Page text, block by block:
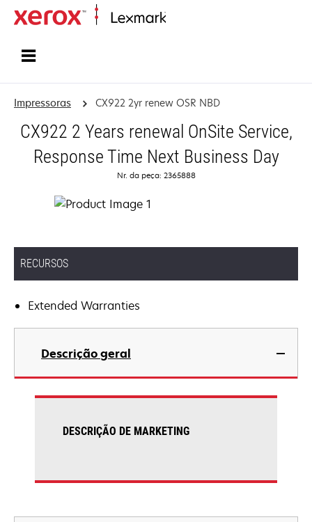
Impressoras CX922 2yr renew OSR NBD
CX922 2 Years renewal OnSite Service,
Response Time Next Business Day
Nr. da peça: 2365888
RECURSOS
Extended Warranties
Descrição geral
DESCRIÇÃO DE MARKETING